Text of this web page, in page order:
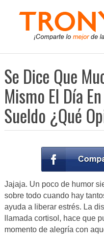
Se Dice Que
Mismo El Día
Sueldo ¿Qué
Jajaja. Un poco de humor
sobre todo cuando hay
ayuda a liberar estrés. La
llamada cortisol, hace que
momento de alegría con